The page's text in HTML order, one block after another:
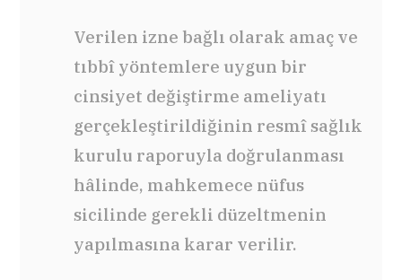
Verilen izne bağlı olarak amaç ve
tıbbî yöntemlere uygun bir
cinsiyet değiştirme ameliyatı
gerçekleştirildiğinin resmî sağlık
kurulu raporuyla doğrulanması
hâlinde, mahkemece nüfus
sicilinde gerekli düzeltmenin
yapılmasına karar verilir.